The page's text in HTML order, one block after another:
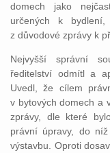
domech jako
určených k
z důvodové zprávy k
Nejvyšší správní
ředitelství odmítl a
Uvedl, že cílem
v bytových domech a
zprávy, dle které
právní úpravy, do
výstavbu. Oproti